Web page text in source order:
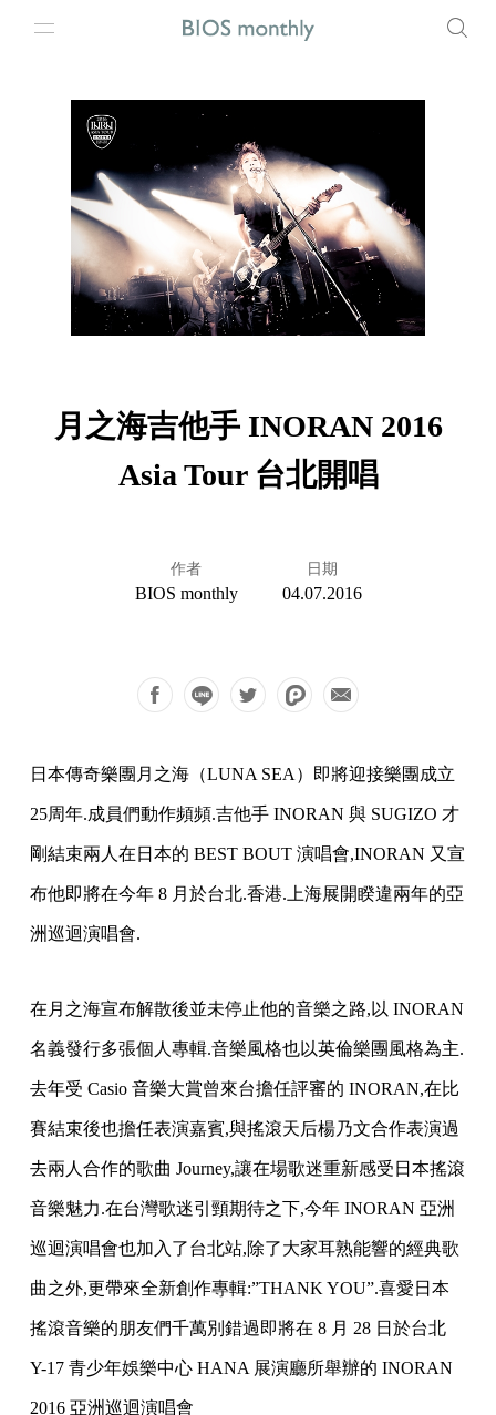
月之海吉他手 INORAN 2016
Asia Tour 台北開唱
作者
BIOS monthly
日期
04.07.2016
日本傳奇樂團月之海（LUNA SEA）即將迎接樂團成立
25周年.成員們動作頻頻.吉他手 INORAN 與 SUGIZO 才
剛結束兩人在日本的 BEST BOUT 演唱會,INORAN 又宣
布他即將在今年 8 月於台北.香港.上海展開睽違兩年的亞
洲巡迴演唱會.
在月之海宣布解散後並未停止他的音樂之路,以 INORAN
名義發行多張個人專輯.音樂風格也以英倫樂團風格為主.
去年受 Casio 音樂大賞曾來台擔任評審的 INORAN,在比
賽結束後也擔任表演嘉賓,與搖滾天后楊乃文合作表演過
去兩人合作的歌曲 Journey,讓在場歌迷重新感受日本搖滾
音樂魅力.在台灣歌迷引頸期待之下,今年 INORAN 亞洲
巡迴演唱會也加入了台北站,除了大家耳熟能響的經典歌
曲之外,更帶來全新創作專輯:”THANK YOU”.喜愛日本
搖滾音樂的朋友們千萬別錯過即將在 8 月 28 日於台北
Y-17 青少年娛樂中心 HANA 展演廳所舉辦的 INORAN
2016 亞洲巡迴演唱會